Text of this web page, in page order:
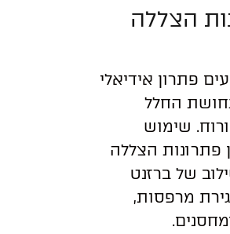
הצללה
פתרון אידיאלי
החלל
שימוש
פתרונות הצללה
של ברזנט